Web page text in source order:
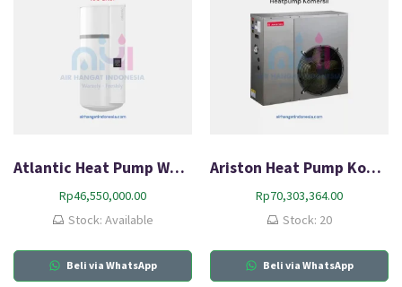
Atlantic Heat Pump Water Heater Portable Calypso VM 150L
Rp46,550,000.00
Stock: Available
Beli via WhatsApp
Ariston Heat Pump Komersial AR 6 PM
Rp70,303,364.00
Stock: 20
Beli via WhatsApp